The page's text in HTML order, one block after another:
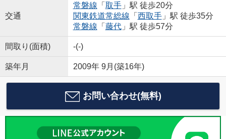
交通
常磐線 「 取手」駅 徒歩20分
関東鉄道常総線 「 西取手」駅 徒歩35分
常磐線 「 藤代」駅 徒歩57分
間取り(面積) -(-)
築年月 2009年 9月(築16年)
お問い合わせ(無料)